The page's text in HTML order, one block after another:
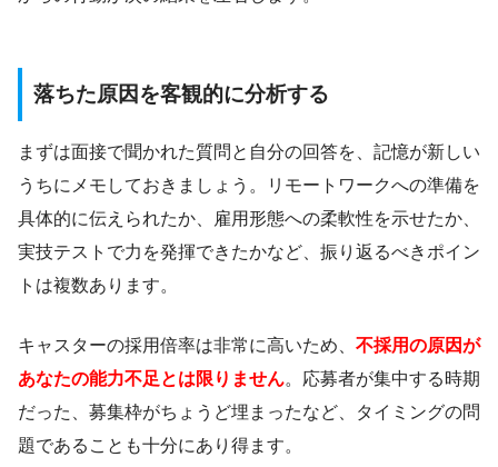
落ちた原因を客観的に分析する
まずは面接で聞かれた質問と自分の回答を、記憶が新しい
うちにメモしておきましょう。リモートワークへの準備を
具体的に伝えられたか、雇用形態への柔軟性を示せたか、
実技テストで力を発揮できたかなど、振り返るべきポイン
トは複数あります。
キャスターの採用倍率は非常に高いため、 不採用の原因が
あなたの能力不足とは限りません。応募者が集中する時期
だった、募集枠がちょうど埋まったなど、タイミングの問
題であることも十分にあり得ます。